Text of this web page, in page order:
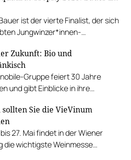
ist der vierte Finalist, der sich
Jungwinzer*innen-
Zukunft: Bio und
Gruppe feiert 30 Jahre
und gibt Einblicke in ihre
Sie die VieVinum
27. Mai findet in der Wiener
die wichtigste Weinmesse